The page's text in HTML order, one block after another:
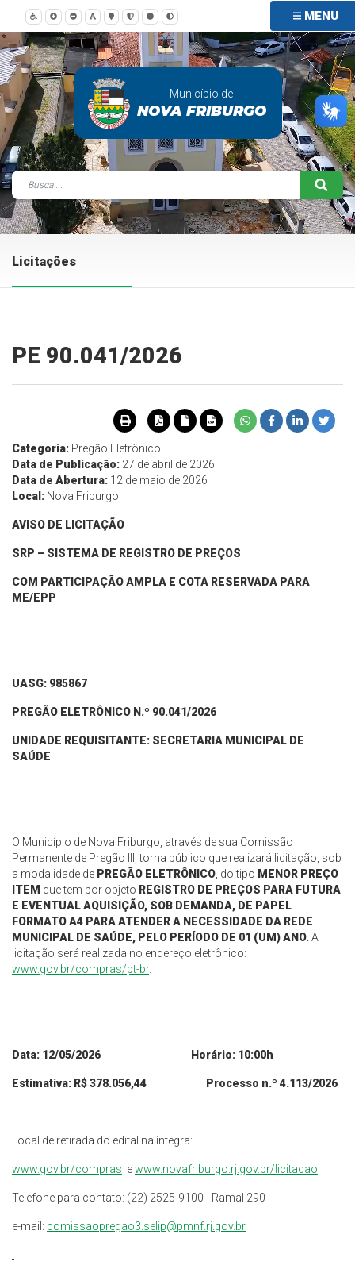
MENU
Município de
NOVA FRIBURGO
Licitações
PE 90.041/2026
Categoria: Pregão Eletrônico
Data de Publicação: 27 de abril de 2026
Data de Abertura: 12 de maio de 2026
Local: Nova Friburgo
AVISO DE LICITAÇÃO
SRP – SISTEMA DE REGISTRO DE PREÇOS
COM PARTICIPAÇÃO AMPLA E COTA RESERVADA PARA
ME/EPP
UASG: 985867
PREGÃO ELETRÔNICO N.º 90.041/2026
UNIDADE REQUISITANTE: SECRETARIA MUNICIPAL DE
SAÚDE
O Município de Nova Friburgo, através de sua Comissão
Permanente de Pregão III, torna público que realizará licitação, sob
a modalidade de PREGÃO ELETRÔNICO , do tipo MENOR PREÇO
ITEM que tem por objeto REGISTRO DE PREÇOS PARA FUTURA
E EVENTUAL AQUISIÇÃO, SOB DEMANDA, DE PAPEL
FORMATO A4 PARA ATENDER A NECESSIDADE DA REDE
MUNICIPAL DE SAÚDE, PELO PERÍODO DE 01 (UM) ANO. A
licitação será realizada no endereço eletrônico:
www.gov.br/compras/pt-br.
Data: 12/05/2026 Horário: 10:00h
Estimativa: R$378.056,44 Processo n.º 4.113/2026
Local de retirada do edital na íntegra:
www.gov.br/compras ewww. novafriburgo.rj.gov.br/licitacao
Telefone para contato: (22) 2525-9100 - Ramal 290
e-mail: comissaopregao3.selip@pmnf.rj.gov.br